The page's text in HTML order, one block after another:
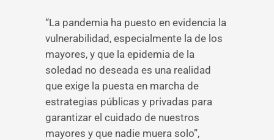
“La pandemia ha puesto en evidencia la
vulnerabilidad, especialmente la de los
mayores, y que la epidemia de la
soledad no deseada es una realidad
que exige la puesta en marcha de
estrategias públicas y privadas para
garantizar el cuidado de nuestros
mayores y que nadie muera solo”,